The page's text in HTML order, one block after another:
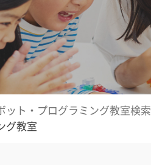
ット・プログラミング教室検索
グ教室